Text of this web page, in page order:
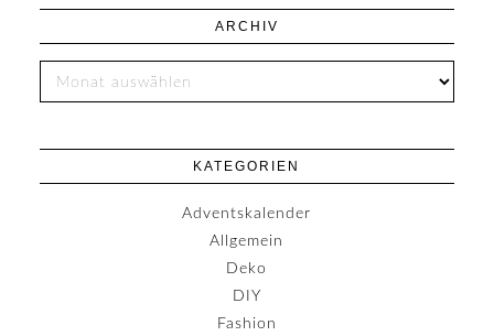
ARCHIV
KATEGORIEN
Adventskalender
Allgemein
Deko
DIY
Fashion